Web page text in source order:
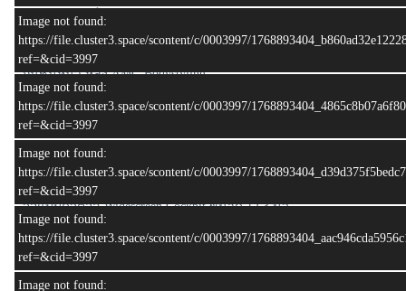
Image not found:
https://file.cluster3.space/scontent/c/0003997/
ref=&cid=3997
Image not found:
https://file.cluster3.space/scontent/c/0003997/
ref=&cid=3997
Image not found:
https://file.cluster3.space/scontent/c/0003997/
ref=&cid=3997
Image not found:
https://file.cluster3.space/scontent/c/0003997/
ref=&cid=3997
Image not found:
๐ รายละเอียดทั่วไป
- ไฟหน้า MULTIBEAM LED
- หลังคา Panoramic Sunroof
- กันชนหน้า หลัง AMG Bodystyling
- กระจังหน้า Diamond Radiator Grille
- แม็กอัลลอย AMG 10-Spoke ขนาด 19 นิ้ว
- พวงมาลัย Multi-Function หุ้มด้วยหนัง Nappa
- หน้าจอแสดง Head-up Display
- ระบบเสียงรอบทิศทาง Burmester
- Ambient Light ปรับได้ 64 สี
- จอแบบดิจิตอล Widescreen Cockpit ขนาด 12.3 นิ้ว
- ระบบสั่งการด้วยเสียง Linguatronic
- ฝาท้ายไฟฟ้า เตะเปิด
💶 ราคา : 2,090,000 บาท ลดเหลือ 1,699,000 บาท